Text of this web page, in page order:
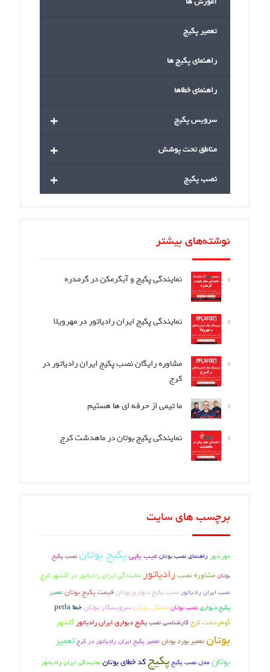
تعمیر پکیج
راهنمای پکیج ها
راهنمای خطاها
+ سرویس پکیج
+ مناطق تحت پوشش
+ نصب پکیج
نوشته‌های بیشتر
نمایندگی پکیج و آبگرمکن در گرمدره
نمایندگی پکیج ایران رادیاتور در مهرویلا
مشاوره رایگان نصب پکیج ایران رادیاتور در
کرج
ما تیمی از حرفه ای ها هستیم
نمایندگی پکیج بوتان در ماهدشت کرج
برچسب های سایت
مهرشهر راهنمای نصب بوتانعیب یابی پکیج بوتاننصب پکیج
بوتانمشاوره نصب رادیاتورنمایندگی ایران رادیاتور در گلشهر کرج
نصب ایران رادیاتور نصب پکیج دیواری بوتان قیمت پکیج بوتانتعمیر
پکیج دیوارینصب بوتانمشکل بوتانسرویسکار بوتانخطا perla
گوهردشت کرجکارشناسی نصبپکیج دیواری ایران رادیاتور گلشهر
بوتانتعمیر بورد بوتانتعمیر پکیج ایران رادیاتور در کرجتعمیر
بوتانمحل نصب پکیجپکیجکد خطای بوتاننمایندگی ایران رادیاتور